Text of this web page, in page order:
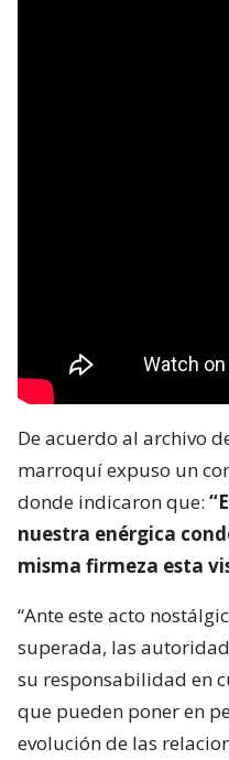
De acuerdo al archivo
marroquí expuso un
donde indicaron que:
nuestra enérgica
misma firmeza esta
“Ante este acto
superada, las
su responsabilidad en
que pueden poner en
evolución de las